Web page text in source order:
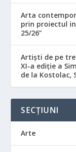
Arta
prin proiectul
25/26”
Artiști de pe
XI-a ediție a
de la Kostolac,
SECȚIUNI
Arte